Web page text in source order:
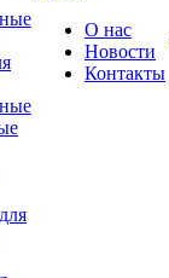
О нас
Новости
Контакты